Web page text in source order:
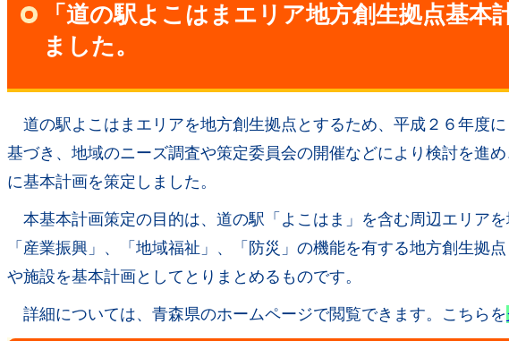
「道の駅よこはまエリア地方創生拠点基本
ました。
道の駅よこはまエリアを地方創生拠点とするため、平成２６年度
基づき、地域のニーズ調査や策定委員会の開催などにより検討を進
に基本計画を策定しました。
本基本計画策定の目的は、道の駅「よこはま」を含む周辺エリアを
「産業振興」、「地域福祉」、「防災」の機能を有する地方創生拠
や施設を基本計画としてとりまとめるものです。
詳細については、青森県のホームページで閲覧できます。こちらを